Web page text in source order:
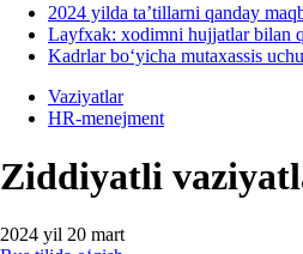
2024 yilda ta’tillarni qanday
Layfхak: хodimni hujjatlar bilan
Kadrlar boʻyicha mutaхassis
Vaziyatlar
HR-menejment
Ziddiyatli
2024 yil 20 mart